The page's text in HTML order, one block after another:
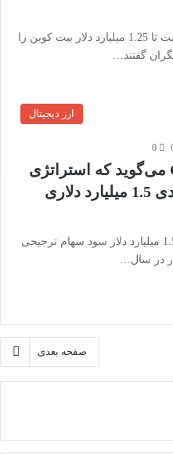
خوراکی های کلیدی Strategy مجاز است تا 1.25 میلیارد دلار بیت کوین را
گفتند…
ارز دیجیتال
0
رئیس تحقیقات Grayscale می‌گوید که استراتژی
Saylor با یک تله جریان نقدی 1.5 میلیارد دلاری
خوراکی های کلیدی استراتژی حدود 1.5 میلیارد دلار سود سهام ترجیحی
صفحه بعدی